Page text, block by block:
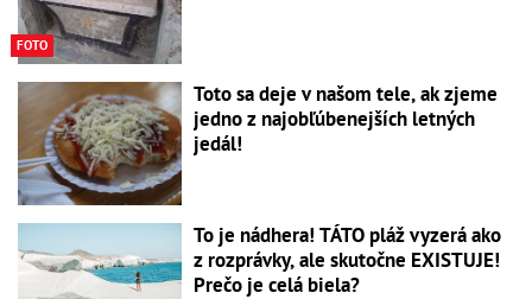
FOTO
Toto sa deje v našom tele, ak zjeme
jedno z najobľúbenejších letných
jedál!
To je nádhera! TÁTO pláž vyzerá ako
z rozprávky, ale skutočne EXISTUJE!
Prečo je celá biela?